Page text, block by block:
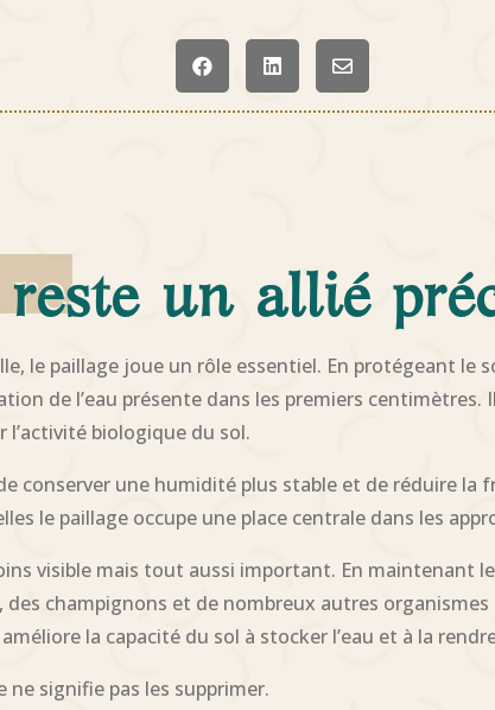
  
un allié
le paillage joue un rôle essentiel. En protégeant le
de l’eau présente dans les premiers
biologique du sol.
une humidité plus stable et de réduire la
le paillage occupe une place centrale dans les
visible mais tout aussi important. En maintenant
des champignons et de nombreux autres
la capacité du sol à stocker l’eau et à la
ne signifie pas les supprimer.